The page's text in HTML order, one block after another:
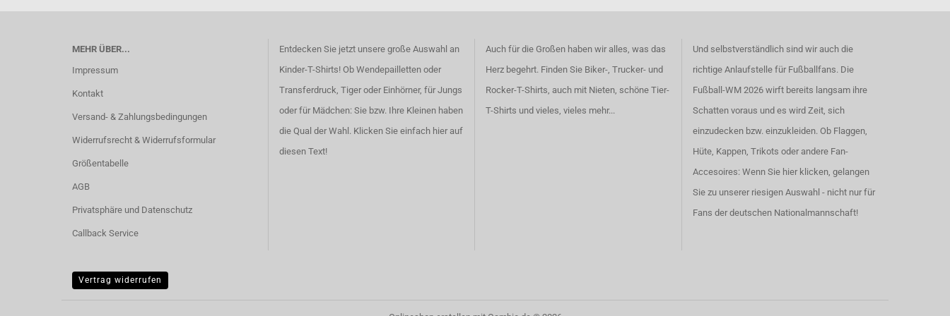
MEHR ÜBER...
Impressum
Kontakt
Versand- & Zahlungsbedingungen
Widerrufsrecht & Widerrufsformular
Größentabelle
AGB
Privatsphäre und Datenschutz
Callback Service
Entdecken Sie jetzt unsere große Auswahl an
Kinder-T-Shirts! Ob Wendepailletten oder
Transferdruck, Tiger oder Einhörner, für Jungs
oder für Mädchen: Sie bzw. Ihre Kleinen haben
die Qual der Wahl. Klicken Sie einfach hier auf
diesen Text!
Auch für die Großen haben wir alles, was das
Herz begehrt. Finden Sie Biker-, Trucker- und
Rocker-T-Shirts, auch mit Nieten, schöne Tier-
T-Shirts und vieles, vieles mehr...
Und selbstverständlich sind wir auch die
richtige Anlaufstelle für Fußballfans. Die
Fußball-WM 2026 wirft bereits langsam ihre
Schatten voraus und es wird Zeit, sich
einzudecken bzw. einzukleiden. Ob Flaggen,
Hüte, Kappen, Trikots oder andere Fan-
Accesoires: Wenn Sie hier klicken, gelangen
Sie zu unserer riesigen Auswahl - nicht nur für
Fans der deutschen Nationalmannschaft!
Vertrag widerrufen